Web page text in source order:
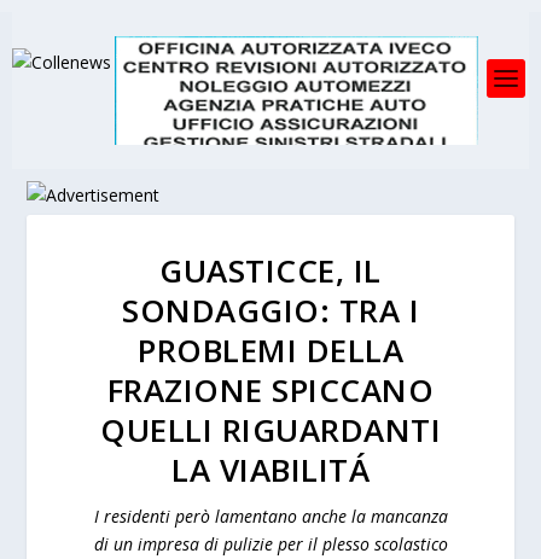
GUASTICCE, IL
SONDAGGIO: TRA I
PROBLEMI DELLA
FRAZIONE SPICCANO
QUELLI RIGUARDANTI
LA VIABILITÁ
I residenti però lamentano anche la mancanza
di un impresa di pulizie per il plesso scolastico